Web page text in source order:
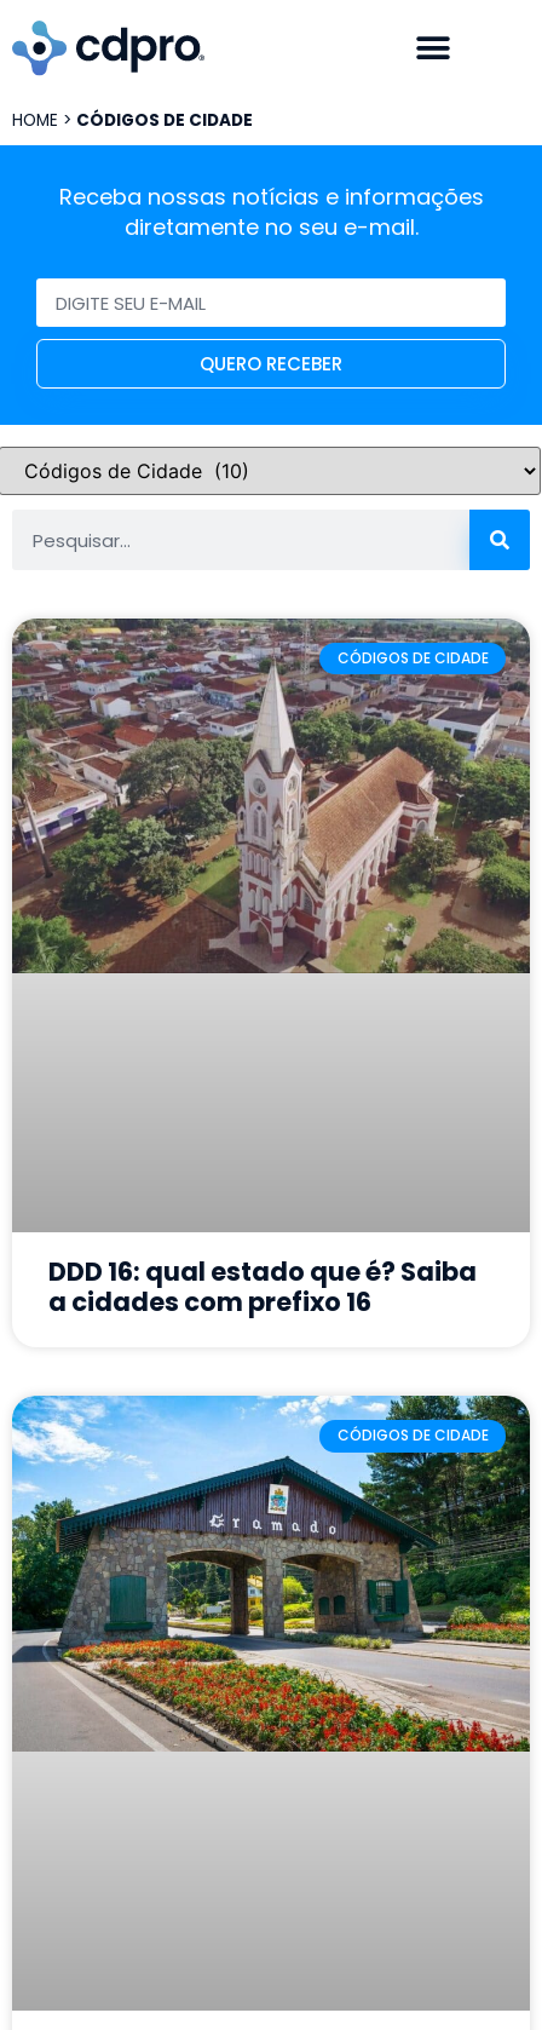
HOME > CÓDIGOS DE CIDADE
Receba nossas notícias e informações
diretamente no seu e-mail.
QUERO RECEBER
CÓDIGOS DE CIDADE
DDD 16: qual estado que é? Saiba
a cidades com prefixo 16
CÓDIGOS DE CIDADE